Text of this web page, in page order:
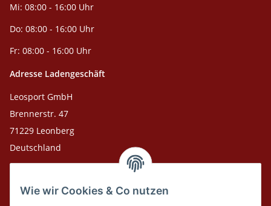
Wie wir Cookies & Co nutzen
Mi: 08:00 - 16:00 Uhr
Do: 08:00 - 16:00 Uhr
Fr: 08:00 - 16:00 Uhr
Adresse Ladengeschäft
Leosport GmbH
Brennerstr. 47
71229 Leonberg
Deutschland
Leosport GmbH